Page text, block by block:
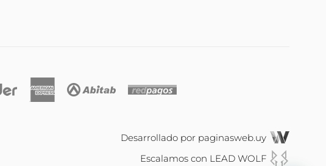
Desarrollado por paginasweb.uy
Escalamos con LEAD WOLF